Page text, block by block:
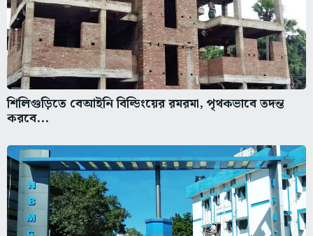
শিলিগুড়িতে বেআইনি বিল্ডিংয়ের রমরমা, পৃথকভাবে তদন্ত
করবে...